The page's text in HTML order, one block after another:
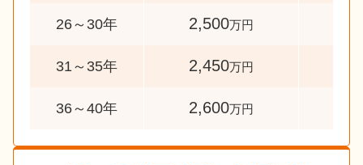
26～30年 2,500万円
31～35年 2,450万円
36～40年 2,600万円